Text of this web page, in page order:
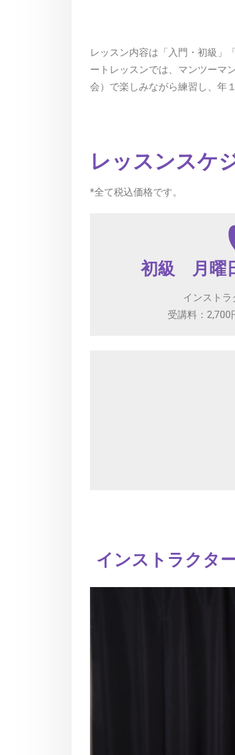
レッスン内容は「入門・初級」
ートレッスンでは、マンツーマ
会）で楽しみながら練習し、年
レッスンスケ
*全て税込価格です。
初級 月曜
インストラ
受講料：
インストラクタ